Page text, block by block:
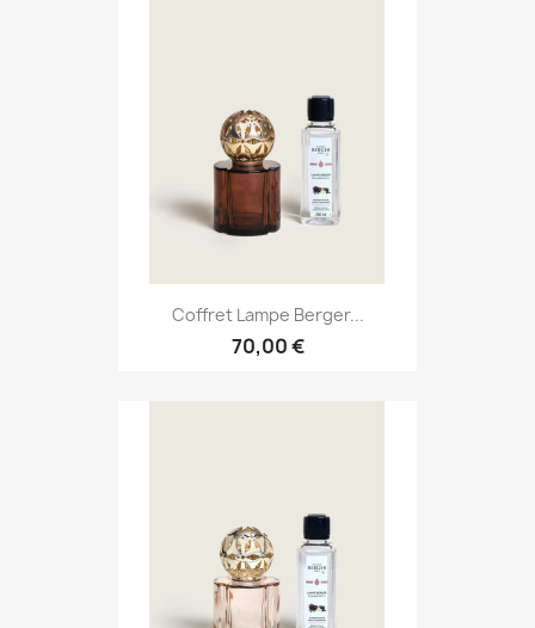
Coffret Lampe Berger...
70,00 €